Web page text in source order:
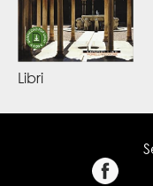
Libri